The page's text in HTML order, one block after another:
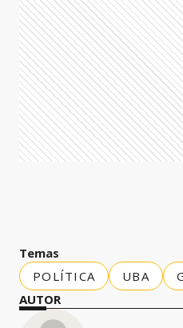
Temas
POLÍTICA
UBA
AUTOR